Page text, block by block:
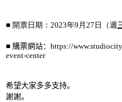
■ 開票日期： 2023年9 月 27 日（週
■ 購票網站： https://
event-center
希望大家多多支持。
謝謝。